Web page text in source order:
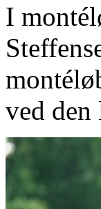
I
ved